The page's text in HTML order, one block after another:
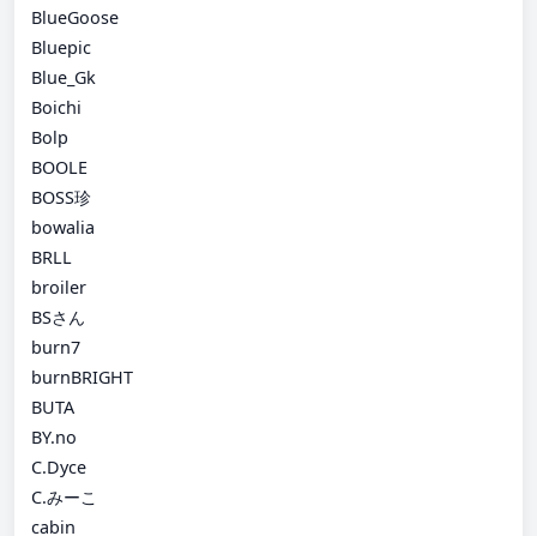
BlueGoose
Bluepic
Blue_Gk
Boichi
Bolp
BOOLE
BOSS珍
bowalia
BRLL
broiler
BSさん
burn7
burnBRIGHT
BUTA
BY.no
C.Dyce
C.みーこ
cabin